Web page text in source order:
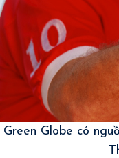
Green Globe có